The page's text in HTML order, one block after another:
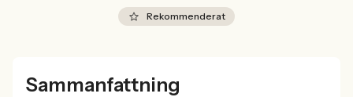
Rekommenderat
Sammanfattning